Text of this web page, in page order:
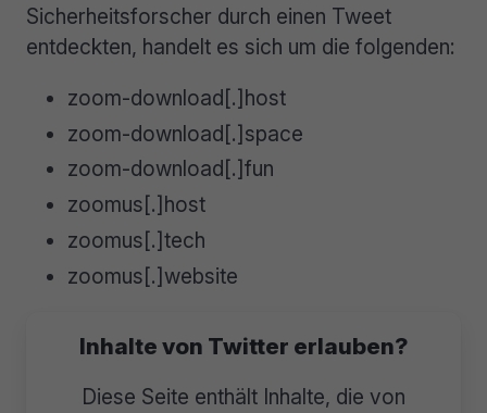
Sicherheitsforscher durch einen Tweet
entdeckten, handelt es sich um die folgenden:
zoom-download[.]host
zoom-download[.]space
zoom-download[.]fun
zoomus[.]host
zoomus[.]tech
zoomus[.]website
Inhalte von Twitter erlauben?
Diese Seite enthält Inhalte, die von